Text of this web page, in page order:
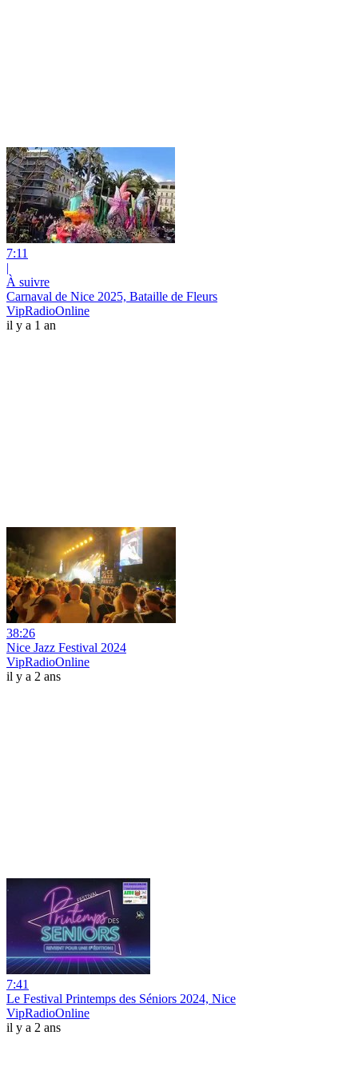
7:11
|
À suivre
Carnaval de Nice 2025, Bataille de Fleurs
VipRadioOnline
il y a 1 an
38:26
Nice Jazz Festival 2024
VipRadioOnline
il y a 2 ans
7:41
Le Festival Printemps des Séniors 2024, Nice
VipRadioOnline
il y a 2 ans